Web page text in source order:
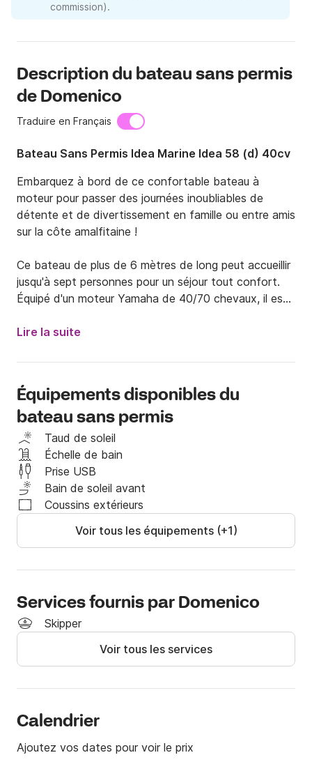
commission).
Description du bateau sans permis
de Domenico
Traduire en Français
Bateau Sans Permis Idea Marine Idea 58 (d) 40cv
Embarquez à bord de ce confortable bateau à
moteur pour passer des journées inoubliables de
détente et de divertissement en famille ou entre amis
sur la côte amalfitaine !
Ce bateau de plus de 6 mètres de long peut accueillir
jusqu'à sept personnes pour un séjour tout confort.
Équipé d'un moteur Yamaha de 40/70 chevaux, il est
à l'avant avec coussins, d'un siège pilote central et
d'une banquette arrière confortable, également avec
coussins, pouvant accueillir jusqu'à trois personnes.
Il est également équipé d'un auvent pratique et d'une
glacière Igloo pour garder vos boissons au frais.
Le prix de la location ne comprend pas :
- Le carburant
- Les frais d'amarrage
N'hésitez pas à me contacter au
d'informations !
Lire la suite
Équipements disponibles du
bateau sans permis
Taud de soleil
Échelle de bain
Prise USB
Bain de soleil avant
Coussins extérieurs
Voir tous les équipements (+1)
Services fournis par Domenico
Skipper
Voir tous les services
Calendrier
Ajoutez vos dates pour voir le prix